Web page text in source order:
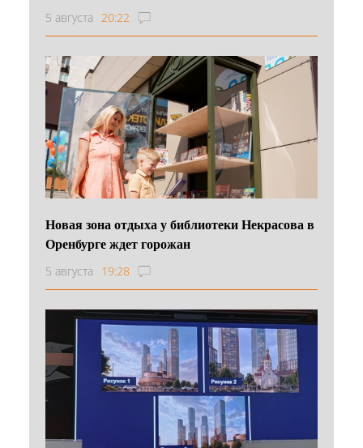
5 августа 20:22
Новая зона отдыха у библиотеки Некрасова в
Оренбурге ждет горожан
5 августа 19:28